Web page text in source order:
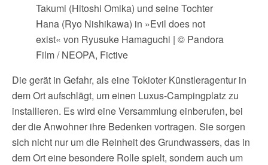
Takumi (Hitoshi Omika) und seine Tochter
Hana (Ryo Nishikawa) in »Evil does not
exist« von Ryusuke Hamaguchi | © Pandora
Film / NEOPA, Fictive
Die gerät in Gefahr, als eine Tokioter Künstleragentur in
dem Ort aufschlägt, um einen Luxus-Campingplatz zu
installieren. Es wird eine Versammlung einberufen, bei
der die Anwohner ihre Bedenken vortragen. Sie sorgen
sich nicht nur um die Reinheit des Grundwassers, das in
dem Ort eine besondere Rolle spielt, sondern auch um